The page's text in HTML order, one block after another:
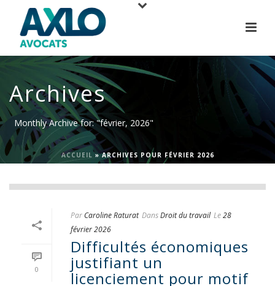
Archives
Monthly Archive for: "février, 2026"
ACCUEIL »ARCHIVES POUR FÉVRIER 2026
0
Par Caroline Raturat DansDroit du travail Le28
février 2026
Difficultés économiques
justifiant un
licenciement pour motif